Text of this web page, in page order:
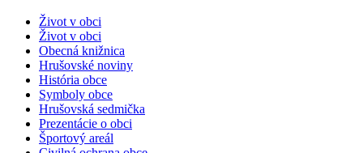
Život v obci
Život v obci
Obecná knižnica
Hrušovské noviny
História obce
Symboly obce
Hrušovská sedmička
Prezentácie o obci
Športový areál